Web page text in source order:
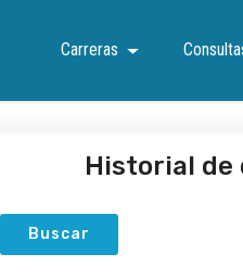
Carreras
Historial de